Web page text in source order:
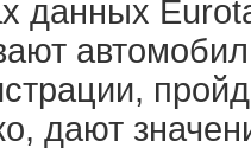
данных
дают